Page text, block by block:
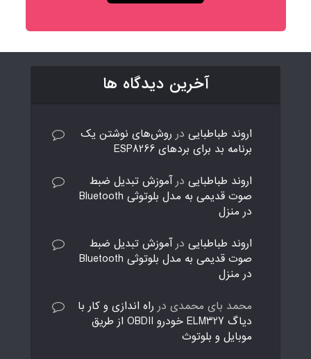
آخرین دیدگاه ها
اروند طباطبایی در روش‌های نوشتن یک
برنامه بد برای بردهای ESP8266
اروند طباطبایی درآموزش تبدیل ضبط
صوت قدیمی به مدل بلوتوثی Bluetooth
در منزل
اروند طباطبایی درآموزش تبدیل ضبط
صوت قدیمی به مدل بلوتوثی Bluetooth
در منزل
محمد بای محمدی در راه اندازی و کار با
دیاگ ELM327 خودرو OBDII از طریق
موبایل و بلوتوث